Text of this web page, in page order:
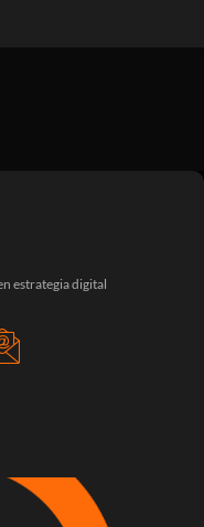
estrategia digital